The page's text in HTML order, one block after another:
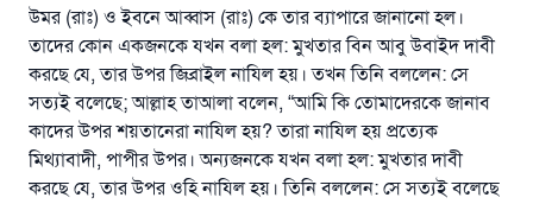
উমর (রাঃ) ও ইবনে আব্বাস (রাঃ) কে তার ব্যাপারে জানানো হল।
তাদের কোন একজনকে যখন বলা হল: মুখতার বিন আবু উবাইদ দাবী
করছে যে, তার উপর জিব্রাইল নাযিল হয়। তখন তিনি বললেন: সে
সত্যই বলেছে; আল্লাহ তাআলা বলেন, “আমি কি তোমাদেরকে জানাব
কাদের উপর শয়তানেরা নাযিল হয়? তারা নাযিল হয় প্রত্যেক
মিথ্যাবাদী, পাপীর উপর। অন্যজনকে যখন বলা হল: মুখতার দাবী
করছে যে, তার উপর ওহি নাযিল হয়। তিনি বললেন: সে সত্যই বলেছে